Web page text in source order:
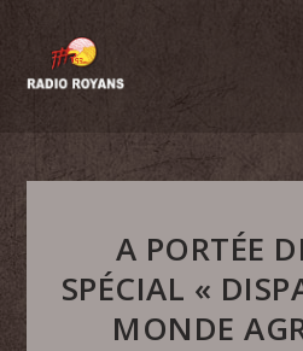
A PORTÉE
SPÉCIAL «
MONDE